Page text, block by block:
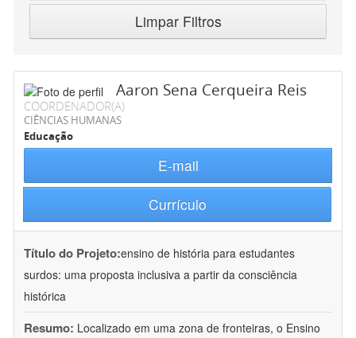
Limpar Filtros
Aaron Sena Cerqueira Reis
COORDENADOR(A)
CIÊNCIAS HUMANAS
Educação
E-mail
Currículo
Título do Projeto:ensino de história para estudantes
surdos: uma proposta inclusiva a partir da consciência
histórica
Resumo: Localizado em uma zona de fronteiras, o Ensino